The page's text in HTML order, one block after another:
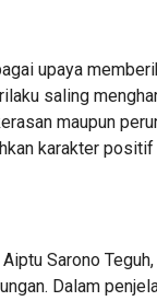
upaya
saling
maupun
karakter positif
Sarono Teguh,
Dalam